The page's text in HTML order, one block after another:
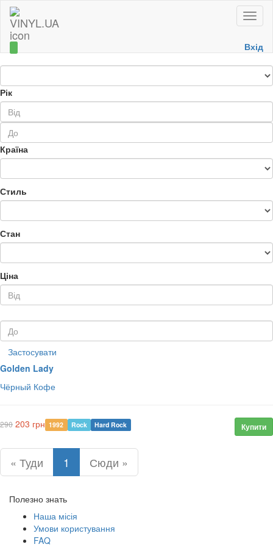
Toggle
Вхід
Рік
Країна
Стиль
Стан
Ціна
Застосувати
Golden Lady
Чёрный Кофе
290 203 грн Купити
1992 Rock Hard Rock
« Туди 1 Сюди »
Полезно знать
Наша місія
Умови користування
FAQ